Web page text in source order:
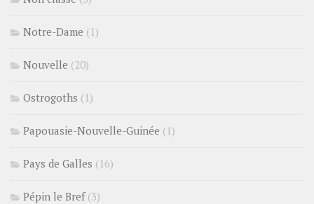
Notre-Dame (1)
Nouvelle (20)
Ostrogoths (1)
Papouasie-Nouvelle-Guinée (1)
Pays de Galles (16)
Pépin le Bref(3)